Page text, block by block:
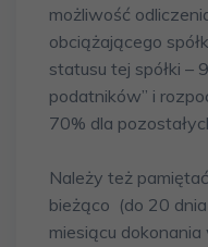
możliwość
obciążającego
statusu tej spółki –
podatników” i
70% dla
Należy też
bieżąco (do 20
miesiącu